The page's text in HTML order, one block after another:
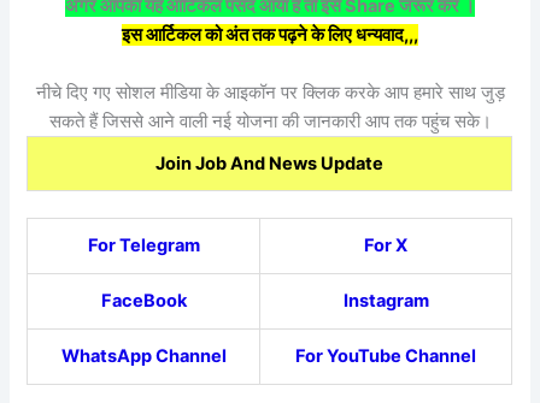
अगर आपको यह आर्टिकल पसंद आया है तो इसे Share जरूर करें ।
इस आर्टिकल को अंत तक पढ़ने के लिए धन्यवाद,,,
नीचे दिए गए सोशल मीडिया के आइकॉन पर क्लिक करके आप हमारे साथ जुड़
सकते हैं जिससे आने वाली नई योजना की जानकारी आप तक पहुंच सके।
Join Job And News Update
For Telegram For X
FaceBook Instagram
WhatsApp Channel For YouTube Channel